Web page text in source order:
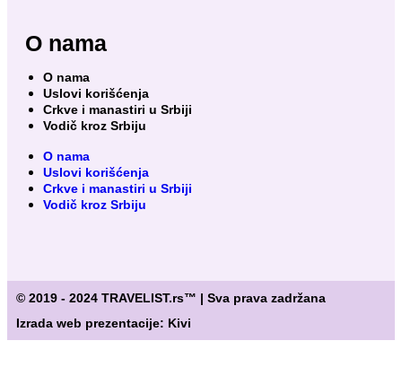
O nama
O nama
Uslovi korišćenja
Crkve i manastiri u Srbiji
Vodič kroz Srbiju
O nama
Uslovi korišćenja
Crkve i manastiri u Srbiji
Vodič kroz Srbiju
© 2019 - 2024 TRAVELIST.rs™ | Sva prava zadržana
Izrada web prezentacije: Kivi